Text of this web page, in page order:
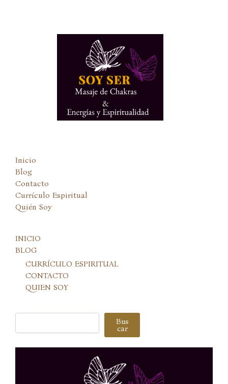
Inicio
Blog
Contacto
Currículo Espiritual
Quién Soy
INICIO
BLOG
CURRÍCULO ESPIRITUAL
CONTACTO
QUIEN SOY
Buscar Bus
car